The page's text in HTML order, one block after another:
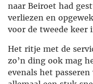
naar Beiroet had
verliezen en
voor de tweede keer
Het ritje met de
zo’n ding ook mag
evenals het